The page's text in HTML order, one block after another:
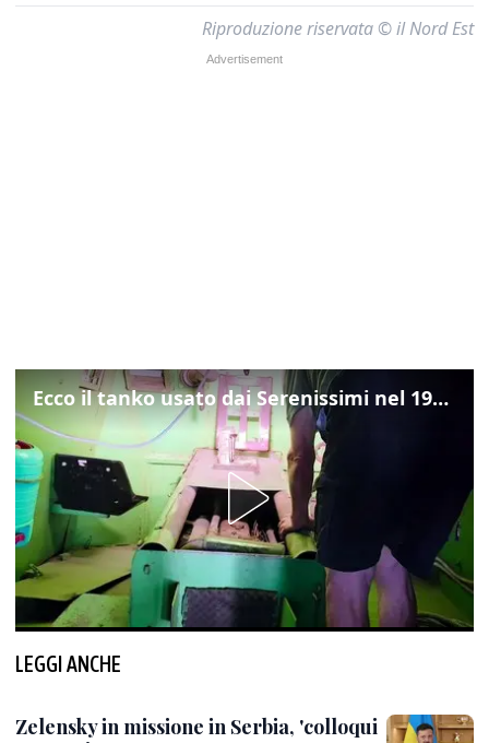
Riproduzione riservata © il Nord Est
Ecco il tanko usato dai Serenissimi nel 1997 per il blitz a San Marco
LEGGI ANCHE
Zelensky in missione in Serbia, 'colloqui